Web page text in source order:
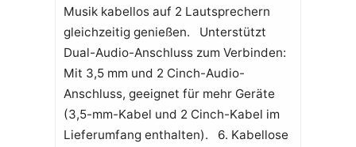
Musik kabellos auf 2 Lautsprechern
gleichzeitig genießen. Unterstützt
Dual-Audio-Anschluss zum Verbinden:
Mit 3,5 mm und 2 Cinch-Audio-
Anschluss, geeignet für mehr Geräte
(3,5-mm-Kabel und 2 Cinch-Kabel im
Lieferumfang enthalten). 6. Kabellose